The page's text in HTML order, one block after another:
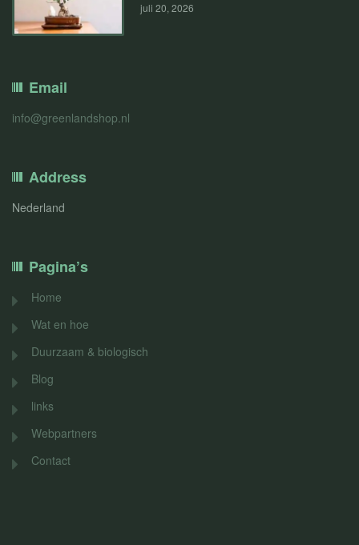
juli 20, 2026
Email
info@greenlandshop.nl
Address
Nederland
Pagina’s
Home
Wat en hoe
Duurzaam & biologisch
Blog
links
Webpartners
Contact